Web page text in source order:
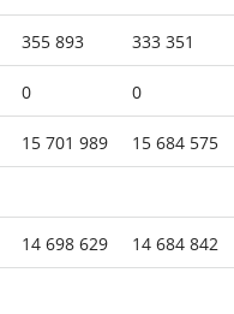
355 893 333 351
0 0
15 701 989 15 684 575
14 698 629 14 684 842